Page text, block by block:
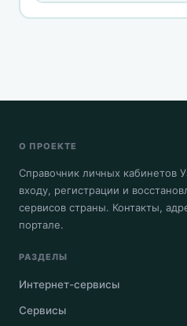
О ПРОЕКТЕ
Справочник личных кабинетов
входу, регистрации и
сервисов страны. Контакты,
портале.
РАЗДЕЛЫ
Интернет-сервисы
Сервисы